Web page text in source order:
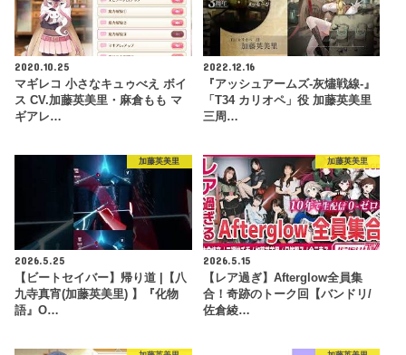
2020.10.25
マギレコ 小さなキュゥべえ ボイ
ス CV.加藤英美里・麻倉もも マ
ギアレ…
2022.12.16
『アッシュアームズ-灰燼戦線-』
「T34 カリオペ」役 加藤英美里
三周…
加藤英美里
2026.5.25
【ビートセイバー】帰り道 |【八
九寺真宵(加藤英美里) 】『化物
語』O…
加藤英美里
2026.5.15
【レア過ぎ】Afterglow全員集
合！奇跡のトーク回【バンドリ/
佐倉綾…